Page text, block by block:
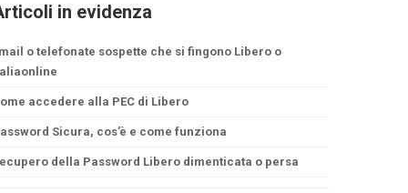
in evidenza
o telefonate sospette che si fingono Libero o
accedere alla PEC di Libero
Sicura, cos’è e come funziona
della Password Libero dimenticata o persa